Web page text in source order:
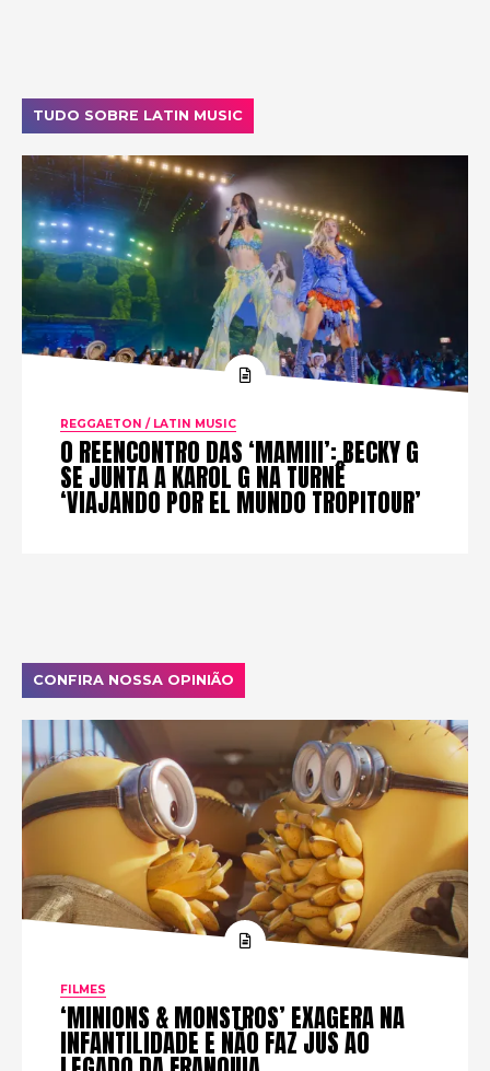
TUDO SOBRE LATIN MUSIC
REGGAETON / LATIN MUSIC
O REENCONTRO DAS ‘MAMIII’: BECKY G
SE JUNTA A KAROL G NA TURNÊ
‘VIAJANDO POR EL MUNDO TROPITOUR’
CONFIRA NOSSA OPINIÃO
FILMES
‘MINIONS & MONSTROS’ EXAGERA NA
INFANTILIDADE E NÃO FAZ JUS AO